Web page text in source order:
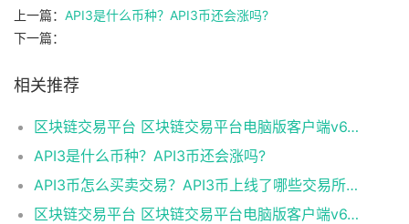
上一篇： API3是什么币种？API3币还会涨吗?
下一篇：
相关推荐
区块链交易平台 区块链交易平台电脑版客户端v6.0.9
API3是什么币种？API3币还会涨吗?
API3币怎么买卖交易？API3币上线了哪些交易所？
区块链交易平台 区块链交易平台电脑版客户端v6.0.9